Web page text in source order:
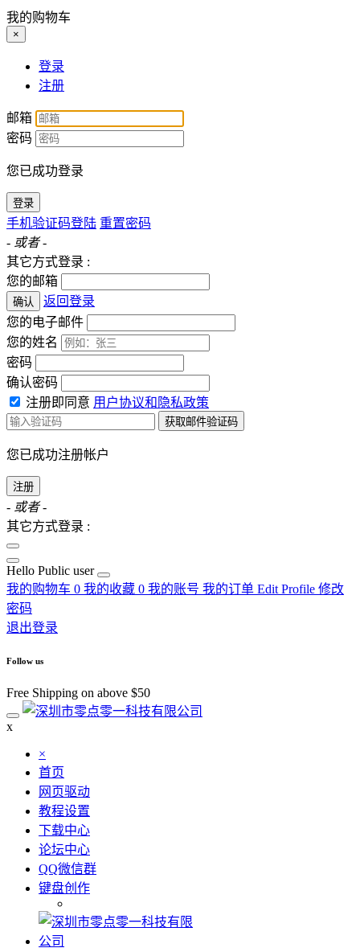
我的购物车
×
登录
注册
邮箱
密码
您已成功登录
登录
手机验证码登陆 重置密码
- 或者 -
其它方式登录 :
您的邮箱
确认
返回登录
您的电子邮件
您的姓名
密码
确认密码
注册即同意 用户协议和隐私政策
获取邮件验证码
您已成功注册帐户
注册
- 或者 -
其它方式登录 :
Hello Public user
我的购物车 0 我的收藏 0 我的账号 我的订单 Edit Profile 修改
密码
退出登录
Follow us
Free Shipping on above $50
x
×
首页
网页驱动
教程设置
下载中心
论坛中心
QQ微信群
键盘创作